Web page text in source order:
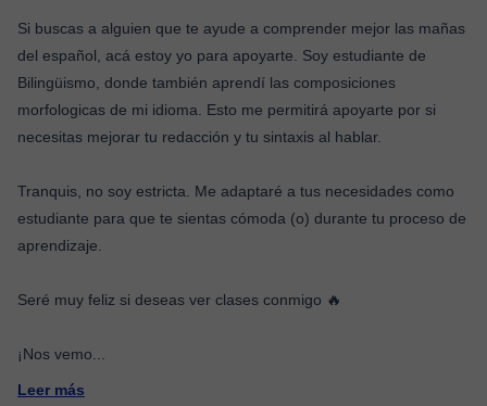
Si buscas a alguien que te ayude a comprender mejor las mañas
del español, acá estoy yo para apoyarte. Soy estudiante de
Bilingüismo, donde también aprendí las composiciones
morfologicas de mi idioma. Esto me permitirá apoyarte por si
necesitas mejorar tu redacción y tu sintaxis al hablar.
Tranquis, no soy estricta. Me adaptaré a tus necesidades como
estudiante para que te sientas cómoda (o) durante tu proceso de
aprendizaje.
Seré muy feliz si deseas ver clases conmigo 🔥
¡Nos vemo
Leer más